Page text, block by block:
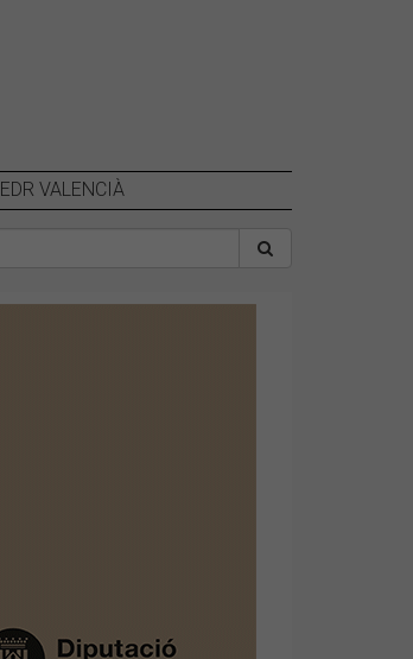
EDR VALENCIÀ